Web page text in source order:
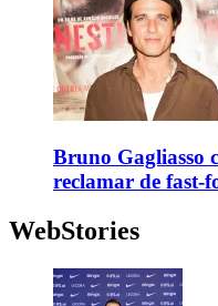
Bruno Gagliasso
reclamar de fast-
WebStories